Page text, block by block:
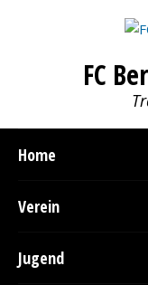
FC
Home
Verein
Jugend